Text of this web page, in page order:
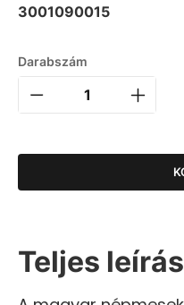
3001090015
Darabszám
Teljes leírás